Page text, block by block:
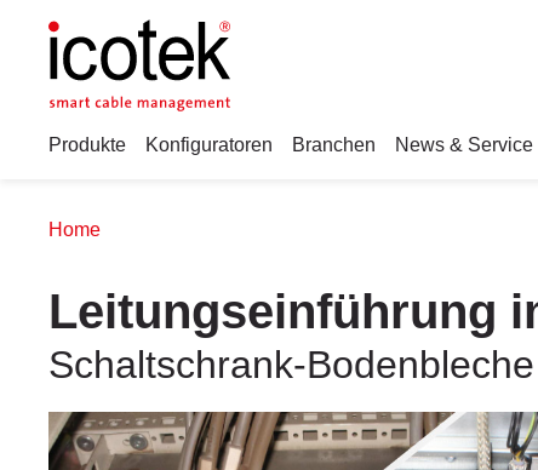
Produkte Konfiguratoren Branchen News & Service
Home
Leitungseinführung
Schaltschrank-